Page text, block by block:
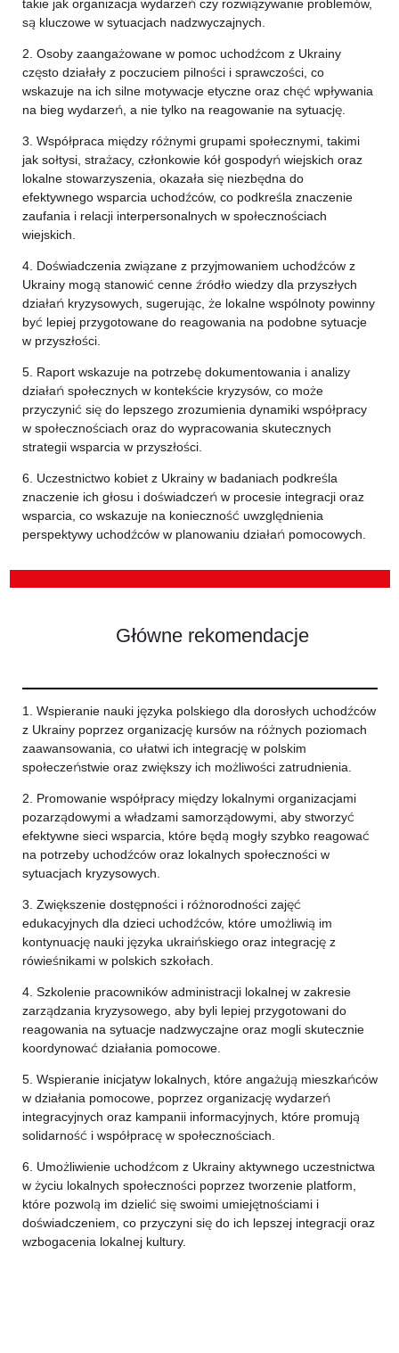
takie jak organizacja wydarzeń czy rozwiązywanie problemów,
są kluczowe w sytuacjach nadzwyczajnych.
2. Osoby zaangażowane w pomoc uchodźcom z Ukrainy
często działały z poczuciem pilności i sprawczości, co
wskazuje na ich silne motywacje etyczne oraz chęć wpływania
na bieg wydarzeń, a nie tylko na reagowanie na sytuację.
3. Współpraca między różnymi grupami społecznymi, takimi
jak sołtysi, strażacy, członkowie kół gospodyń wiejskich oraz
lokalne stowarzyszenia, okazała się niezbędna do
efektywnego wsparcia uchodźców, co podkreśla znaczenie
zaufania i relacji interpersonalnych w społecznościach
wiejskich.
4. Doświadczenia związane z przyjmowaniem uchodźców z
Ukrainy mogą stanowić cenne źródło wiedzy dla przyszłych
działań kryzysowych, sugerując, że lokalne wspólnoty powinny
być lepiej przygotowane do reagowania na podobne sytuacje
w przyszłości.
5. Raport wskazuje na potrzebę dokumentowania i analizy
działań społecznych w kontekście kryzysów, co może
przyczynić się do lepszego zrozumienia dynamiki współpracy
w społecznościach oraz do wypracowania skutecznych
strategii wsparcia w przyszłości.
6. Uczestnictwo kobiet z Ukrainy w badaniach podkreśla
znaczenie ich głosu i doświadczeń w procesie integracji oraz
wsparcia, co wskazuje na konieczność uwzględnienia
perspektywy uchodźców w planowaniu działań pomocowych.
Główne rekomendacje
1. Wspieranie nauki języka polskiego dla dorosłych uchodźców
z Ukrainy poprzez organizację kursów na różnych poziomach
zaawansowania, co ułatwi ich integrację w polskim
społeczeństwie oraz zwiększy ich możliwości zatrudnienia.
2. Promowanie współpracy między lokalnymi organizacjami
pozarządowymi a władzami samorządowymi, aby stworzyć
efektywne sieci wsparcia, które będą mogły szybko reagować
na potrzeby uchodźców oraz lokalnych społeczności w
sytuacjach kryzysowych.
3. Zwiększenie dostępności i różnorodności zajęć
edukacyjnych dla dzieci uchodźców, które umożliwią im
kontynuację nauki języka ukraińskiego oraz integrację z
rówieśnikami w polskich szkołach.
4. Szkolenie pracowników administracji lokalnej w zakresie
zarządzania kryzysowego, aby byli lepiej przygotowani do
reagowania na sytuacje nadzwyczajne oraz mogli skutecznie
koordynować działania pomocowe.
5. Wspieranie inicjatyw lokalnych, które angażują mieszkańców
w działania pomocowe, poprzez organizację wydarzeń
integracyjnych oraz kampanii informacyjnych, które promują
solidarność i współpracę w społecznościach.
6. Umożliwienie uchodźcom z Ukrainy aktywnego uczestnictwa
w życiu lokalnych społeczności poprzez tworzenie platform,
które pozwolą im dzielić się swoimi umiejętnościami i
doświadczeniem, co przyczyni się do ich lepszej integracji oraz
wzbogacenia lokalnej kultury.